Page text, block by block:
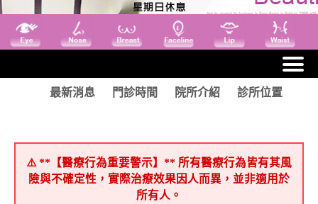
⚠️ **【醫療行為重要警示】** 所有醫療行為皆有其風
險與不確定性，實際治療效果因人而異，並非適用於
所有人。
最新消息 門診時間 院所介紹 診所位置